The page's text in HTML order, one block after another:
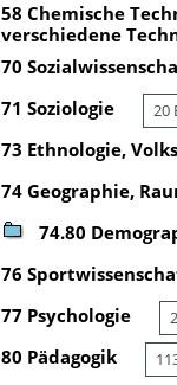
58 Chemische
verschiedene
70
71 Soziologie 20
73 Ethnologie,
74 Geographie,
74.80
76
77 Psychologie
80 Pädagogik